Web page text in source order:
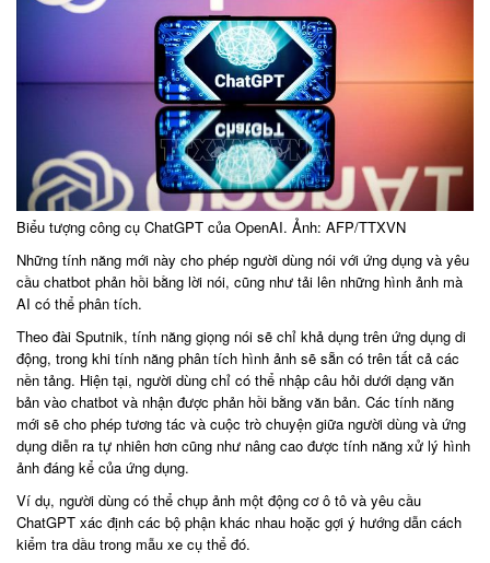
Biểu tượng công cụ ChatGPT của OpenAI. Ảnh: AFP/TTXVN
Những tính năng mới này cho phép người dùng nói với ứng dụng và yêu
cầu chatbot phản hồi bằng lời nói, cũng như tải lên những hình ảnh mà
AI có thể phân tích.
Theo đài Sputnik, tính năng giọng nói sẽ chỉ khả dụng trên ứng dụng di
động, trong khi tính năng phân tích hình ảnh sẽ sẵn có trên tất cả các
nền tảng. Hiện tại, người dùng chỉ có thể nhập câu hỏi dưới dạng văn
bản vào chatbot và nhận được phản hồi bằng văn bản. Các tính năng
mới sẽ cho phép tương tác và cuộc trò chuyện giữa người dùng và ứng
dụng diễn ra tự nhiên hơn cũng như nâng cao được tính năng xử lý hình
ảnh đáng kể của ứng dụng.
Ví dụ, người dùng có thể chụp ảnh một động cơ ô tô và yêu cầu
ChatGPT xác định các bộ phận khác nhau hoặc gợi ý hướng dẫn cách
kiểm tra dầu trong mẫu xe cụ thể đó.